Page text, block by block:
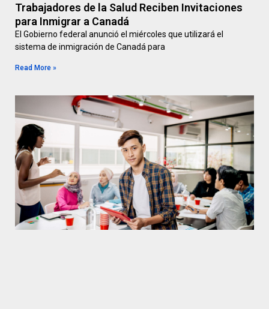
Trabajadores de la Salud Reciben Invitaciones
para Inmigrar a Canadá
El Gobierno federal anunció el miércoles que utilizará el
sistema de inmigración de Canadá para
Read More »